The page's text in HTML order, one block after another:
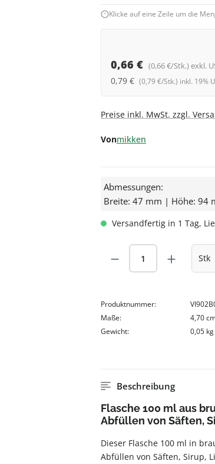
Klicke auf eine Zeile um die
0,66 € (0,66 €/Stk.) exkl.
0,79 € (0,79 €/Stk.) inkl. 19%
Preise inkl. MwSt. zzgl.
Vonmikken
Abmessungen:
Breite: 47 mm | Höhe: 94
Versandfertig in 1 Tag,
Produkt Stk
Produktnummer:
Maße:
4,70
Gewicht:
0,05 kg
Beschreibung
Flasche 100 ml aus
Abfüllen von Säften,
Dieser Flasche 100 ml in
Abfüllen von Säften, Sirup,